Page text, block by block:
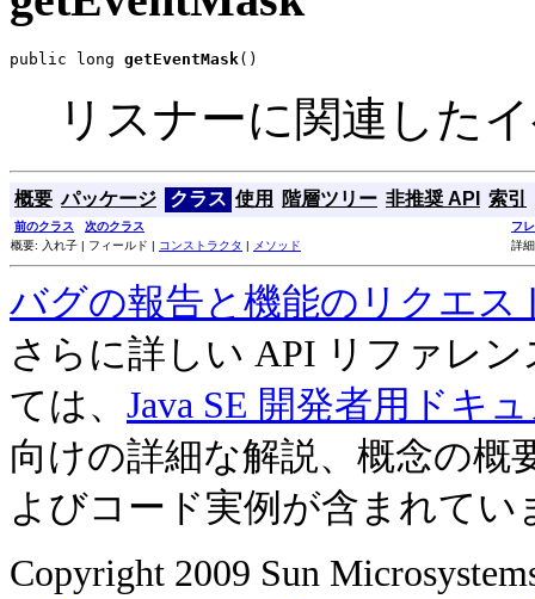
public long getEventMask()
リスナーに関連した
概要 パッケージ クラス 使用 階層ツリー 非推奨 API 索引
前のクラス 次のクラス
フ
概要: 入れ子 | フィールド | コンストラクタ | メソッド 詳
バグの報告と機能のリクエス
さらに詳しい API リファレ
ては、 Java SE 開発者用ドキ
向けの詳細な解説、概念の概
よびコード実例が含まれてい
Copyright 2009 Sun